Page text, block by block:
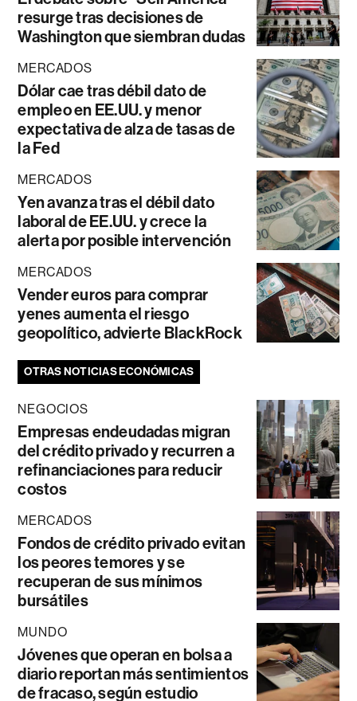
resurge tras decisiones de
Washington que siembran dudas
MERCADOS
Dólar cae tras débil dato de
empleo en EE.UU. y menor
expectativa de alza de tasas de
la Fed
MERCADOS
Yen avanza tras el débil dato
laboral de EE.UU. y crece la
alerta por posible intervención
MERCADOS
Vender euros para comprar
yenes aumenta el riesgo
geopolítico, advierte BlackRock
OTRAS NOTICIAS ECONÓMICAS
NEGOCIOS
Empresas endeudadas migran
del crédito privado y recurren a
refinanciaciones para reducir
costos
MERCADOS
Fondos de crédito privado evitan
los peores temores y se
recuperan de sus mínimos
bursátiles
MUNDO
Jóvenes que operan en bolsa a
diario reportan más sentimientos
de fracaso, según estudio